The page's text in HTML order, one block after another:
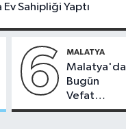
Ev Sahipliği Yaptı
6 MALATYA
Malatya'da
Bugün
Vefat
Edenler -